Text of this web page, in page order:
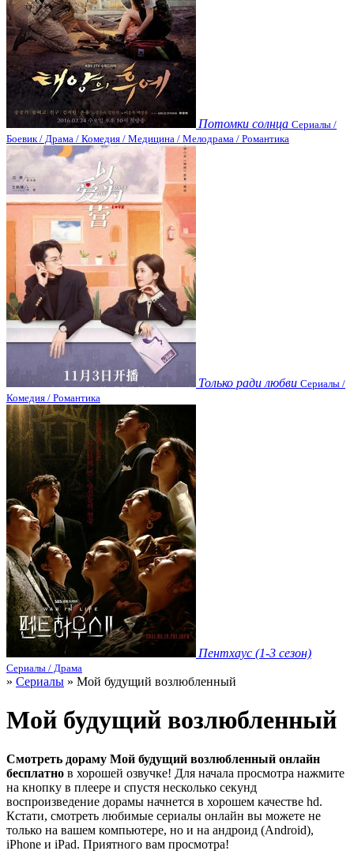
Потомки солнца Сериалы /
Боевик / Драма / Комедия / Медицина / Мелодрама / Романтика
Только ради любви Сериалы /
Комедия / Романтика
Пентхаус (1-3 сезон)
Сериалы / Драма
» Сериалы » Мой будущий возлюбленный
Мой будущий возлюбленный
Смотреть дораму Мой будущий возлюбленный онлайн
бесплатно в хорошей озвучке! Для начала просмотра нажмите
на кнопку в плеере и спустя несколько секунд
воспроизведение дорамы начнется в хорошем качестве hd.
Кстати, смотреть любимые сериалы онлайн вы можете не
только на вашем компьютере, но и на андроид (Android),
iPhone и iPad. Приятного вам просмотра!